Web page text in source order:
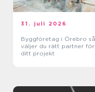
31. juli 2026
Byggföretag i Örebro så
väljer du rätt partner för
ditt projekt